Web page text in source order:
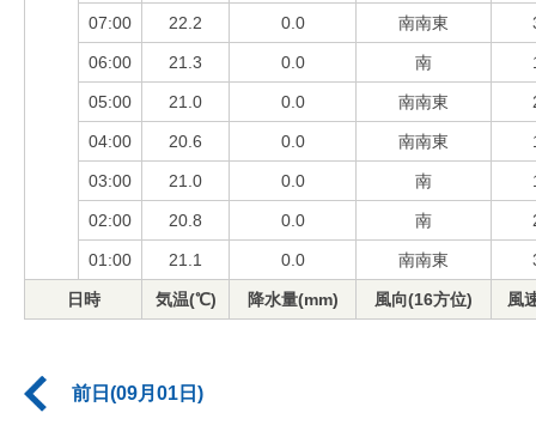
07:00 22.2 0.0 南南東
06:00 21.3 0.0 南
05:00 21.0 0.0 南南東
04:00 20.6 0.0 南南東
03:00 21.0 0.0 南
02:00 20.8 0.0 南
01:00 21.1 0.0 南南東
日時 気温(℃) 降水量(mm) 風向(16方位) 風
前日(09月01日)